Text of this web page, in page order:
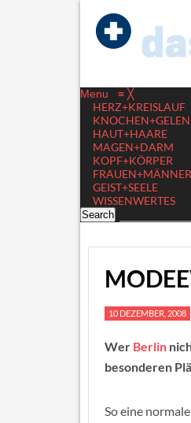
Menu ≡ ╳
HERZ+KREISLAUF
HAUT+HAARE
MAGEN+DARM
KOPF+KÖRPER
FRAUEN+MÄNNER
GEIST+SEELE
WISSENWERTES
10 DEZEMBER, 2008
Wer Berlin
besonderen
So eine